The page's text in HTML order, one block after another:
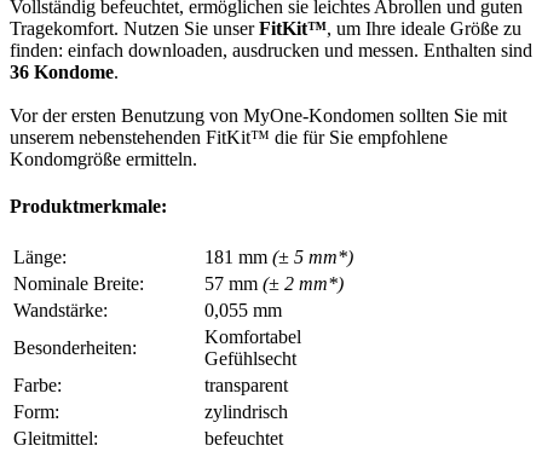
Vollständig befeuchtet, ermöglichen sie leichtes Abrollen und guten
Tragekomfort. Nutzen Sie unserFitKit™, um Ihre ideale Größe zu
finden: einfach downloaden, ausdrucken und messen. Enthalten sind
36 Kondome.
Vor der ersten Benutzung von MyOne-Kondomen sollten Sie mit
unserem nebenstehenden FitKit™ die für Sie empfohlene
Kondomgröße ermitteln.
Produktmerkmale:
Länge: 181 mm (± 5 mm*)
Nominale Breite:
57 mm (± 2 mm*)
Wandstärke:
0,055 mm
Besonderheiten:
Komfortabel
Gefühlsecht
Farbe:
transparent
Form:
zylindrisch
Gleitmittel:
befeuchtet